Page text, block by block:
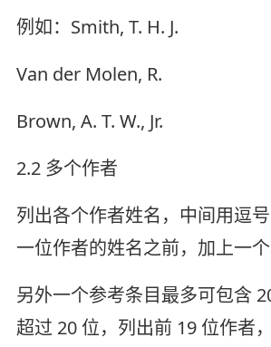
例如：Smith, T. H. J.
Van der Molen, R.
Brown, A. T. W., Jr.
2.2 多个作者
列出各个作者姓名，中间用逗
一位作者的姓名之前，加上一个
另外一个参考条目最多可包含
超过 20 位，列出前 19 位作者